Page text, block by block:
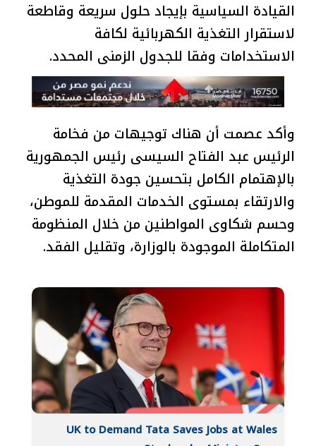
القيادة السياسية بإيجاد حلول سريعة وقاطعة
لاستقرار التغذية الكهربائية لكافة
الاستخدامات وفقا للجدول الزمنى المحدد.
وأكد عصمت أن هناك توجيهات من فخامة
الرئيس عبد الفتاح السيسى رئيس الجمهورية
بالإهتمام الكامل بتحسين جودة التغذية
والارتقاء بمستوى الخدمات المقدمة للموطن،
وحسم شكاوى المواطنين من خلال المنظومة
المتكاملة الموجودة بالوزارة، وتقليل الفقد.
UK to Demand Tata Saves Jobs at Wales